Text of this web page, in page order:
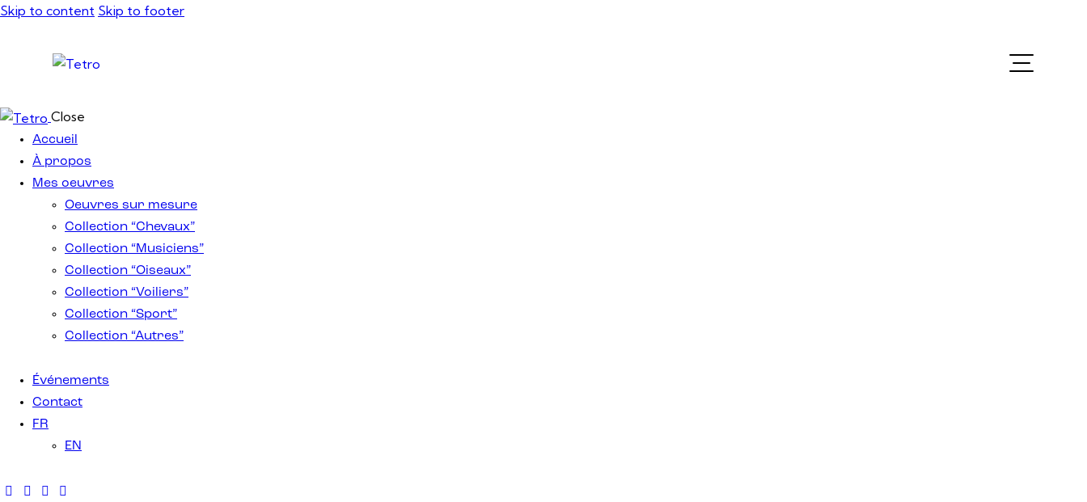
Skip to content Skip to footer
Close
Accueil
À propos
Mes oeuvres
Oeuvres sur mesure
Collection “Chevaux”
Collection “Musiciens”
Collection “Oiseaux”
Collection “Voiliers”
Collection “Sport”
Collection “Autres”
Événements
Contact
FR
EN